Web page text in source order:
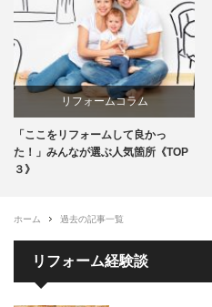
リフォームコラム
「ここをリフォームして良かっ
た！」みんなが選ぶ人気箇所《TOP
３》
ホーム 過去の記事一覧
リフォーム経験談